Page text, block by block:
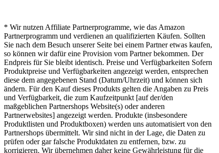
* Wir nutzen Affiliate Partnerprogramme, wie das Amazon
Partnerprogramm und verdienen an qualifizierten Käufen. Sollten
Sie nach dem Besuch unserer Seite bei einem Partner etwas kaufen,
so können wir dafür eine Provision vom Partner bekommen. Der
Endpreis für Sie bleibt identisch. Preise und Verfügbarkeiten Sofern
Produktpreise und Verfügbarkeiten angezeigt werden, entsprechen
diese dem angegebenen Stand (Datum/Uhrzeit) und können sich
ändern. Für den Kauf dieses Produkts gelten die Angaben zu Preis
und Verfügbarkeit, die zum Kaufzeitpunkt [auf der/den
maßgeblichen Partnershops Website(s) oder anderen
Partnerwebsites] angezeigt werden. Produkte (insbesondere
Produktlisten und Produktboxen) werden uns automatisiert von den
Partnershops übermittelt. Wir sind nicht in der Lage, die Daten zu
prüfen oder gar falsche Produktdaten zu entfernen, bzw. zu
korrigieren. Wir übernehmen daher keine Gewährleistung für die